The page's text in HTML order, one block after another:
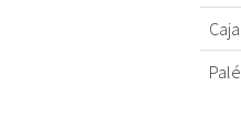
Caja
Palé